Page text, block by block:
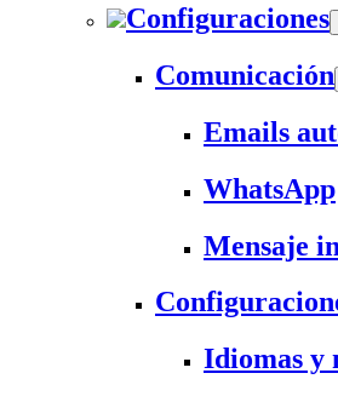
Configuraciones
Comunicación
Emails
WhatsApp
Mensaje
Idiomas y